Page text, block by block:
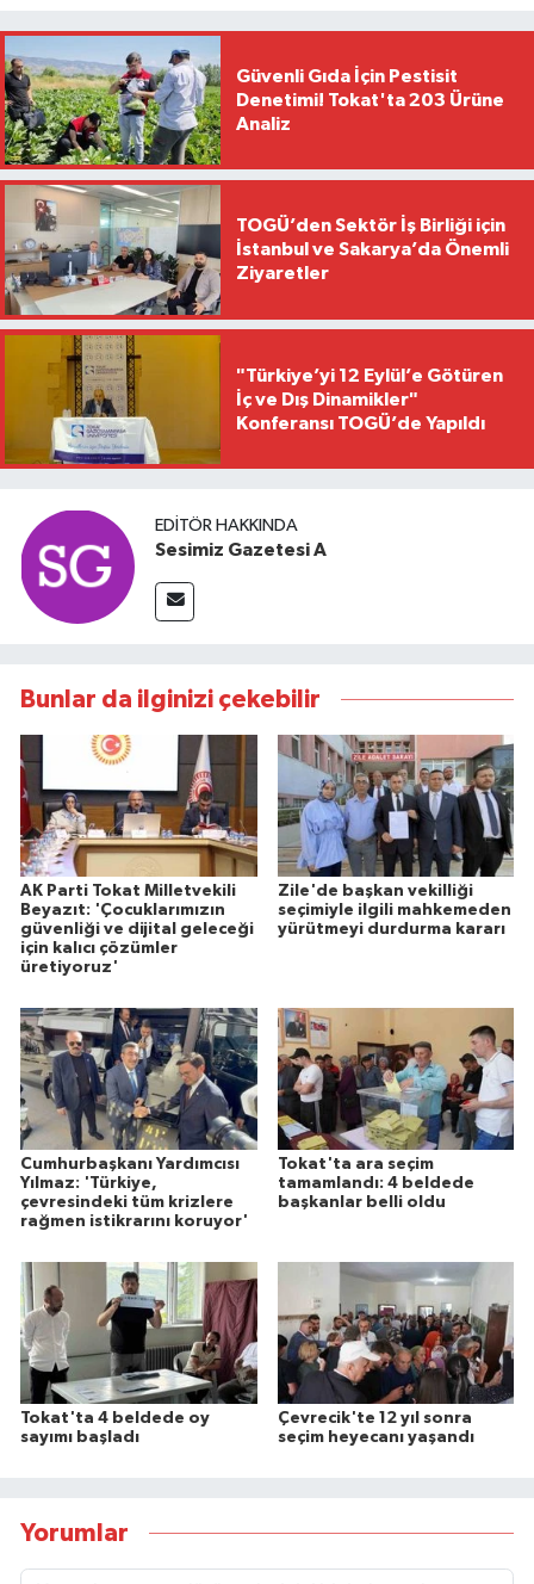
Güvenli Gıda İçin Pestisit
Denetimi! Tokat'ta 203 Ürüne
Analiz
TOGÜ’den Sektör İş Birliği için
İstanbul ve Sakarya’da Önemli
Ziyaretler
"Türkiye’yi 12 Eylül’e Götüren
İç ve Dış Dinamikler"
Konferansı TOGÜ’de Yapıldı
EDITÖR HAKKINDA
Sesimiz Gazetesi A
Bunlar da ilginizi çekebilir
AK Parti Tokat Milletvekili
Beyazıt: 'Çocuklarımızın
güvenliği ve dijital geleceği
için kalıcı çözümler
üretiyoruz'
Zile'de başkan vekilliği
seçimiyle ilgili mahkemeden
yürütmeyi durdurma kararı
Cumhurbaşkanı Yardımcısı
Yılmaz: 'Türkiye,
çevresindeki tüm krizlere
rağmen istikrarını koruyor'
Tokat'ta ara seçim
tamamlandı: 4 beldede
başkanlar belli oldu
Tokat'ta 4 beldede oy
sayımı başladı
Çevrecik'te 12 yıl sonra
seçim heyecanı yaşandı
Yorumlar